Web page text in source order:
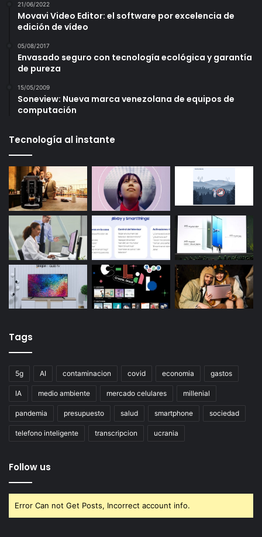
21/06/2022
Movavi Video Editor: el software por excelencia de
edición de vídeo
05/08/2017
Envasado seguro con tecnología ecológica y garantía
de pureza
15/05/2009
Soneview: Nueva marca venezolana de equipos de
computación
Tecnología al instante
Tags
5g AI contaminacion covid economia gastos
IA medio ambiente mercado celulares millenial
pandemia presupuesto salud smartphone sociedad
telefono inteligente transcripcion ucrania
Follow us
Error Can not Get Posts, Incorrect account info.